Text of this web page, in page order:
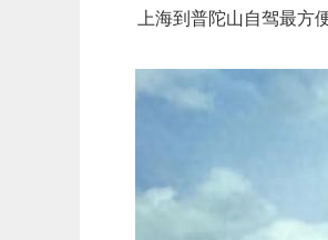
上海到普陀山自驾最方便